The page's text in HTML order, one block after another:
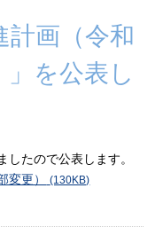
計画（令和
」を公表し
したので公表します。
変更）
(130KB)